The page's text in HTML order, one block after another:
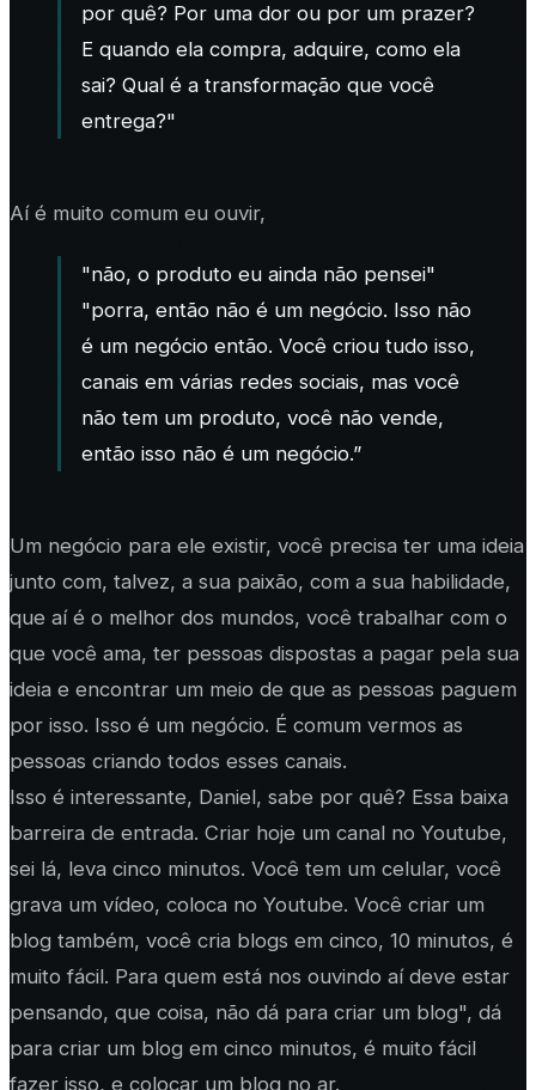
por quê? Por uma dor ou por um prazer?
E quando ela compra, adquire, como ela
sai? Qual é a transformação que você
entrega?"
Aí é muito comum eu ouvir,
"não, o produto eu ainda não pensei"
"porra, então não é um negócio. Isso não
é um negócio então. Você criou tudo isso,
canais em várias redes sociais, mas você
não tem um produto, você não vende,
então isso não é um negócio.”
Um negócio para ele existir, você precisa ter uma ideia
junto com, talvez, a sua paixão, com a sua habilidade,
que aí é o melhor dos mundos, você trabalhar com o
que você ama, ter pessoas dispostas a pagar pela sua
ideia e encontrar um meio de que as pessoas paguem
por isso. Isso é um negócio. É comum vermos as
pessoas criando todos esses canais.
Isso é interessante, Daniel, sabe por quê? Essa baixa
barreira de entrada. Criar hoje um canal no Youtube,
sei lá, leva cinco minutos. Você tem um celular, você
grava um vídeo, coloca no Youtube. Você criar um
blog também, você cria blogs em cinco, 10 minutos, é
muito fácil. Para quem está nos ouvindo aí deve estar
pensando, que coisa, não dá para criar um blog", dá
para criar um blog em cinco minutos, é muito fácil
fazer isso, e colocar um blog no ar.